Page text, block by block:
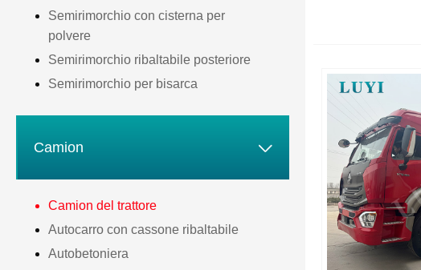
Semirimorchio con cisterna per
polvere
Semirimorchio ribaltabile posteriore
Semirimorchio per bisarca
Camion 
Camion del trattore
Autocarro con cassone ribaltabile
Autobetoniera